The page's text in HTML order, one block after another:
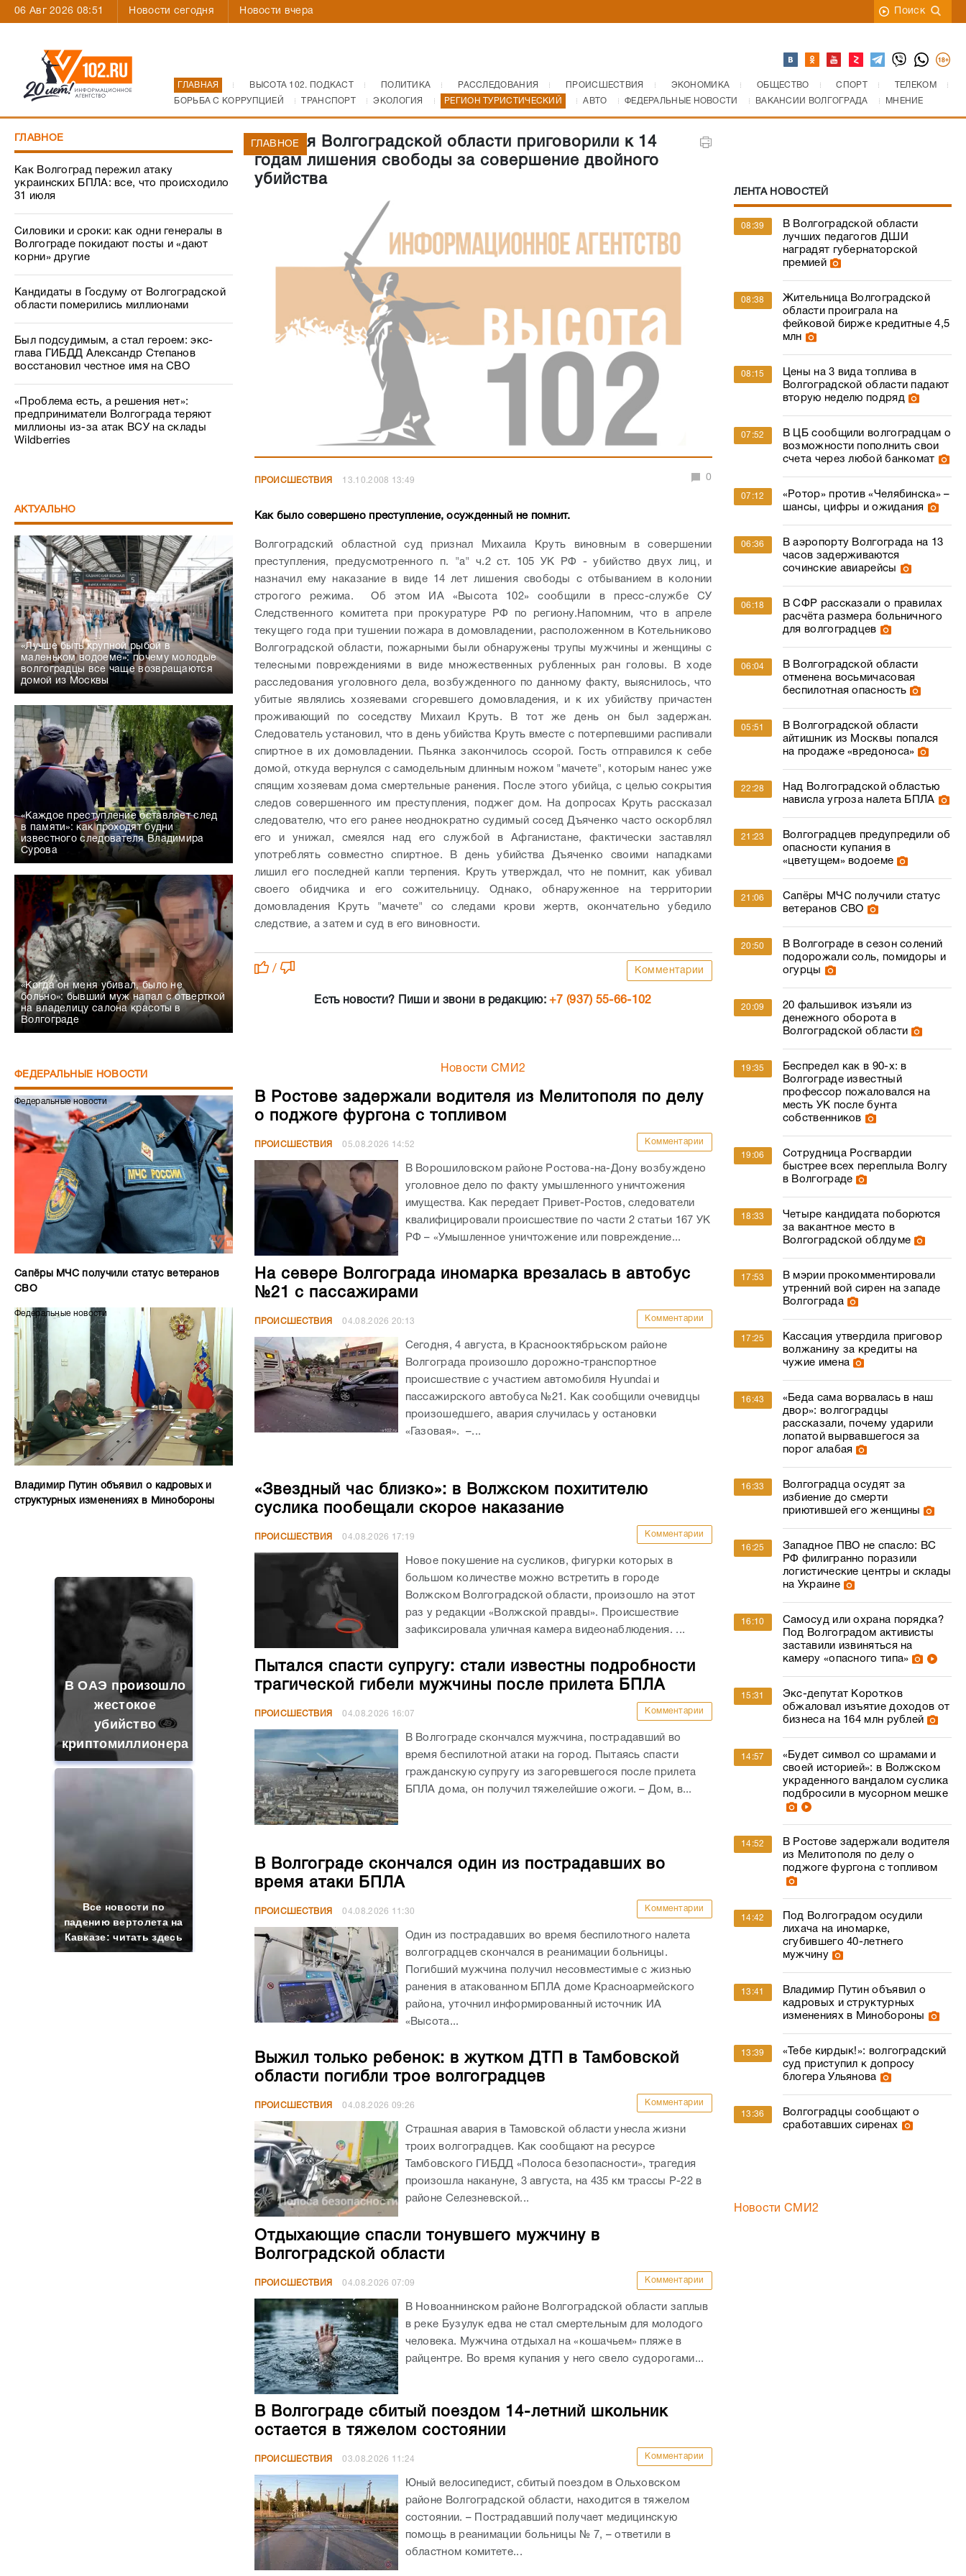
06 Авг 2026 08:51 Новости сегодня Новости вчера Поиск
ГЛАВНАЯ ВЫСОТА 102. ПОДКАСТ ПОЛИТИКА РАССЛЕДОВАНИЯ ПРОИСШЕСТВИЯ ЭКОНОМИКА ОБЩЕСТВО СПОРТ
ТЕЛЕКОМ
БОРЬБА С КОРРУПЦИЕЙ
ТРАНСПОРТ ЭКОЛОГИЯ РЕГИОН ТУРИСТИЧЕСКИЙ АВТО ФЕДЕРАЛЬНЫЕ НОВОСТИ ВАКАНСИИ ВОЛГОГРАДА МНЕНИЕ
ГЛАВНОЕ
Как Волгоград пережил атаку
украинских БПЛА: все, что происходило
31 июля
Силовики и сроки: как одни генералы в
Волгограде покидают посты и «дают
корни» другие
Кандидаты в Госдуму от Волгоградской
области померились миллионами
Был подсудимым, а стал героем: экс-
глава ГИБДД Александр Степанов
восстановил честное имя на СВО
«Проблема есть, а решения нет»:
предприниматели Волгограда теряют
миллионы из-за атак ВСУ на склады
Wildberries
АКТУАЛЬНО
«Лучше быть крупной рыбой в
маленьком водоеме»: почему молодые
волгоградцы все чаще возвращаются
домой из Москвы
«Каждое преступление оставляет след
в памяти»: как проходят будни
известного следователя Владимира
Сурова
«Когда он меня убивал, было не
больно»: бывший муж напал с отверткой
на владелицу салона красоты в
Волгограде
ФЕДЕРАЛЬНЫЕ НОВОСТИ
Федеральные новости
Сапёры МЧС получили статус ветеранов
СВО
Федеральные новости
Владимир Путин объявил о кадровых и
структурных изменениях в Минобороны
В ОАЭ произошло
жестокое
убийство
криптомиллионера
Все новости по
падению вертолета на
Кавказе: читать здесь
Жителя Волгоградской области приговорили к 14
годам лишения свободы за совершение двойного
убийства
ГЛАВНОЕ
ПРОИСШЕСТВИЯ 13.10.2008 13:49 0
Как было совершено преступление, осужденный не помнит.
Волгоградский областной суд признал Михаила Круть виновным в совершении
преступления, предусмотренного п. "а" ч.2 ст. 105 УК РФ - убийство двух лиц, и
назначил ему наказание в виде 14 лет лишения свободы с отбыванием в колонии
строгого режима. Об этом ИА «Высота 102» сообщили в пресс-службе СУ
Следственного комитета при прокуратуре РФ по региону. Напомним, что в апреле
текущего года при тушении пожара в домовладении, расположенном в Котельниково
Волгоградской области, пожарными были обнаружены трупы мужчины и женщины с
телесными повреждениями в виде множественных рубленных ран головы.
В ходе
расследования уголовного дела, возбужденного по данному факту, выяснилось, что
убитые являлись хозяевами сгоревшего домовладения, и к их убийству причастен
проживающий по соседству Михаил Круть. В тот же день он был задержан.
Следователь установил, что в день убийства Круть вместе с потерпевшими распивали
спиртное в их домовладении. Пьянка закончилось ссорой. Гость отправился к себе
домой, откуда вернулся с самодельным длинным ножом "мачете", которым нанес уже
спящим хозяевам дома смертельные ранения. После этого убийца, с целью сокрытия
следов совершенного им преступления, поджег дом.
На допросах Круть рассказал
следователю, что его ранее неоднократно судимый сосед Дъяченко часто оскорблял
его и унижал, смеялся над его службой в Афганистане, фактически заставлял
употреблять совместно спиртное. В день убийства Дъяченко своими нападками
лишил его последней капли терпения. Круть утверждал, что не помнит, как убивал
своего обидчика и его сожительницу. Однако, обнаруженное на территории
домовладения Круть "мачете" со следами крови жертв, окончательно убедило
следствие, а затем и суд в его виновности.
/ Комментарии
Есть новости? Пиши и звони в редакцию:+7 (937) 55-66-102
Новости СМИ2
В Ростове задержали водителя из Мелитополя по делу
о поджоге фургона с топливом
ПРОИСШЕСТВИЯ 05.08.2026 14:52 Комментарии
В Ворошиловском районе Ростова-на-Дону возбуждено
уголовное дело по факту умышленного уничтожения
имущества. Как передает Привет-Ростов, следователи
квалифицировали происшествие по части 2 статьи 167 УК
РФ – «Умышленное уничтожение или повреждение...
На севере Волгограда иномарка врезалась в автобус
№21 с пассажирами
ПРОИСШЕСТВИЯ 04.08.2026 20:13 Комментарии
Сегодня, 4 августа, в Краснооктябрьском районе
Волгограда произошло дорожно-транспортное
происшествие с участием автомобиля Hyundai и
пассажирского автобуса №21. Как сообщили очевидцы
произошедшего, авария случилась у остановки
«Газовая». –...
«Звездный час близко»: в Волжском похитителю
суслика пообещали скорое наказание
ПРОИСШЕСТВИЯ 04.08.2026 17:19 Комментарии
Новое покушение на сусликов, фигурки которых в
большом количестве можно встретить в городе
Волжском Волгоградской области, произошло на этот
раз у редакции «Волжской правды». Происшествие
зафиксировала уличная камера видеонаблюдения. ...
Пытался спасти супругу: стали известны подробности
трагической гибели мужчины после прилета БПЛА
ПРОИСШЕСТВИЯ 04.08.2026 16:07 Комментарии
В Волгограде скончался мужчина, пострадавший во
время беспилотной атаки на город. Пытаясь спасти
гражданскую супругу из загоревшегося после прилета
БПЛА дома, он получил тяжелейшие ожоги. – Дом, в...
В Волгограде скончался один из пострадавших во
время атаки БПЛА
ПРОИСШЕСТВИЯ 04.08.2026 11:30 Комментарии
Один из пострадавших во время беспилотного налета
волгоградцев скончался в реанимации больницы.
Погибший мужчина получил несовместимые с жизнью
ранения в атакованном БПЛА доме Красноармейского
района, уточнил информированный источник ИА
«Высота...
Выжил только ребенок: в жутком ДТП в Тамбовской
области погибли трое волгоградцев
ПРОИСШЕСТВИЯ 04.08.2026 09:26 Комментарии
Страшная авария в Тамовской области унесла жизни
троих волгоградцев. Как сообщают на ресурсе
Тамбовского ГИБДД «Полоса безопасности», трагедия
произошла накануне, 3 августа, на 435 км трассы Р-22 в
районе Селезневской...
Отдыхающие спасли тонувшего мужчину в
Волгоградской области
ПРОИСШЕСТВИЯ 04.08.2026 07:09 Комментарии
В Новоаннинском районе Волгоградской области заплыв
в реке Бузулук едва не стал смертельным для молодого
человека. Мужчина отдыхал на «кошачьем» пляже в
райцентре. Во время купания у него свело судорогами...
В Волгограде сбитый поездом 14-летний школьник
остается в тяжелом состоянии
ПРОИСШЕСТВИЯ 03.08.2026 11:24 Комментарии
Юный велосипедист, сбитый поездом в Ольховском
районе Волгоградской области, находится в тяжелом
состоянии. – Пострадавший получает медицинскую
помощь в реанимации больницы № 7, – ответили в
областном комитете...
ЛЕНТА НОВОСТЕЙ
08:39
В Волгоградской области
лучших педагогов ДШИ
наградят губернаторской
премией
08:38
Жительница Волгоградской
области проиграла на
фейковой бирже кредитные 4,5
млн
08:15
Цены на 3 вида топлива в
Волгоградской области падают
вторую неделю подряд
07:52
В ЦБ сообщили волгоградцам о
возможности пополнить свои
счета через любой банкомат
07:12
«Ротор» против «Челябинска» –
шансы, цифры и ожидания
06:36
В аэропорту Волгограда на 13
часов задерживаются
сочинские авиарейсы
06:18
В СФР рассказали о правилах
расчёта размера больничного
для волгоградцев
06:04
В Волгоградской области
отменена восьмичасовая
беспилотная опасность
05:51
В Волгоградской области
айтишник из Москвы попался
на продаже «вредоноса»
22:28
Над Волгоградской областью
нависла угроза налета БПЛА
21:23
Волгоградцев предупредили об
опасности купания в
«цветущем» водоеме
21:06
Сапёры МЧС получили статус
ветеранов СВО
20:50
В Волгограде в сезон солений
подорожали соль, помидоры и
огурцы
20:09
20 фальшивок изъяли из
денежного оборота в
Волгоградской области
19:35
Беспредел как в 90-х: в
Волгограде известный
профессор пожаловался на
месть УК после бунта
собственников
19:06
Сотрудница Росгвардии
быстрее всех переплыла Волгу
в Волгограде
18:33
Четыре кандидата поборются
за вакантное место в
Волгоградской облдуме
17:53
В мэрии прокомментировали
утренний вой сирен на западе
Волгограда
17:25
Кассация утвердила приговор
волжанину за кредиты на
чужие имена
16:43
«Беда сама ворвалась в наш
двор»: волгоградцы
рассказали, почему ударили
лопатой вырвавшегося за
порог алабая
16:33
Волгоградца осудят за
избиение до смерти
приютившей его женщины
16:25
Западное ПВО не спасло: ВС
РФ филигранно поразили
логистические центры и склады
на Украине
16:10
Самосуд или охрана порядка?
Под Волгоградом активисты
заставили извиняться на
камеру «опасного типа»
15:31
Экс-депутат Коротков
обжаловал изъятие доходов от
бизнеса на 164 млн рублей
14:57
«Будет символ со шрамами и
своей историей»: в Волжском
украденного вандалом суслика
подбросили в мусорном мешке
14:52
В Ростове задержали водителя
из Мелитополя по делу о
поджоге фургона с топливом
14:42
Под Волгоградом осудили
лихача на иномарке,
сгубившего 40-летнего
мужчину
13:41
Владимир Путин объявил о
кадровых и структурных
изменениях в Минобороны
13:39
«Тебе кирдык!»: волгоградский
суд приступил к допросу
блогера Ульянова
13:36
Волгоградцы сообщают о
сработавших сиренах
Новости СМИ2